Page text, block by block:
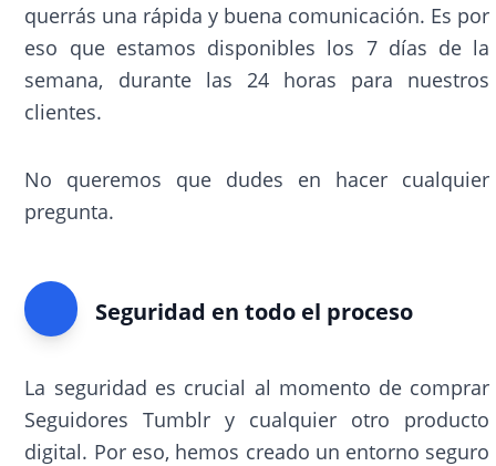
querrás una rápida y buena comunicación. Es por
eso que estamos disponibles los 7 días de la
semana, durante las 24 horas para nuestros
clientes.
No queremos que dudes en hacer cualquier
pregunta.
Seguridad en todo el proceso
La seguridad es crucial al momento de comprar
Seguidores Tumblr y cualquier otro producto
digital. Por eso, hemos creado un entorno seguro